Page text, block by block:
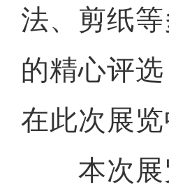
法、剪纸
的精心评
在此次展
本次展